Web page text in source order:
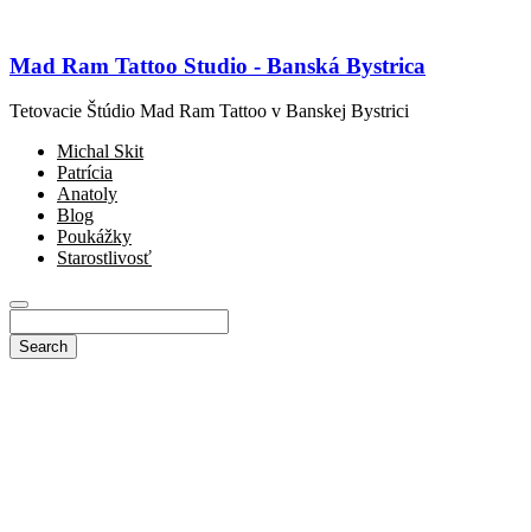
Mad Ram Tattoo Studio - Banská Bystrica
Tetovacie Štúdio Mad Ram Tattoo v Banskej Bystrici
Michal Skit
Patrícia
Anatoly
Blog
Poukážky
Starostlivosť